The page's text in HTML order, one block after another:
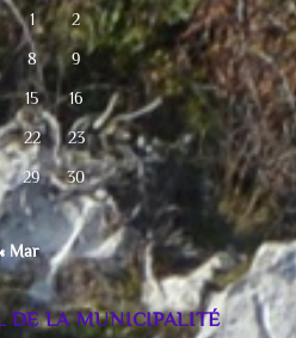
1
2
8 9
15 16
22 23
29 30
« Mar
DE LA MUNICIPALITÉ